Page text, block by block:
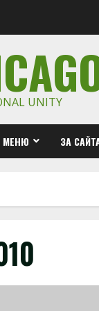
UNITY
МЕНЮ ЗА